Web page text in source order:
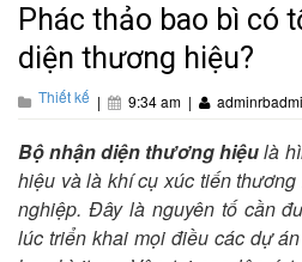
Phác thảo bao bì có
diện thương hiệu?
Thiết kế | 9:34 am |
Bộ nhận diện thương hiệulà
hiệu và là khí cụ xúc tiến
nghiệp. Đây là nguyên tố cần
lúc triển khai mọi điều các dự